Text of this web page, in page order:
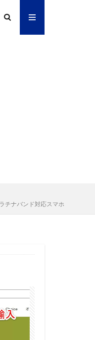
チナバンド対応スマホ